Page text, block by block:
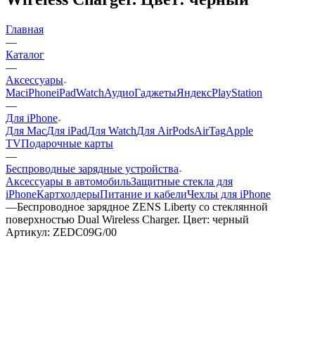
Главная
—
Каталог
—
Аксессуары
MaciPhoneiPadWatchАудиоГаджетыЯндексPlayStation
—
Для iPhone
Для MacДля iPadДля WatchДля AirPodsAirTagApple
TVПодарочные карты
—
Беспроводные зарядные устройства
Аксессуары в автомобильЗащитные стекла для
iPhoneКартхолдерыПитание и кабелиЧехлы для iPhone
—Беспроводное зарядное ZENS Liberty со стеклянной
поверхностью Dual Wireless Charger. Цвет: черный
Артикул: ZEDC09G/00